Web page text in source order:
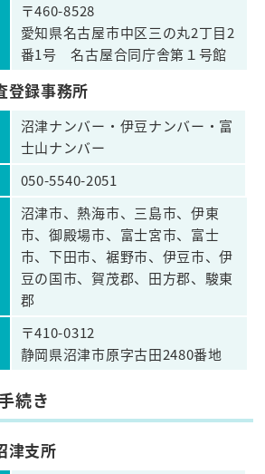
〒460-8528
愛知県名古屋市中区三の丸2丁目2
番1号 名古屋合同庁舎第１号館
登録事務所
沼津ナンバー・伊豆ナンバー・富
士山ナンバー
050-5540-2051
沼津市、熱海市、三島市、伊東
市、御殿場市、富士宮市、富士
市、下田市、裾野市、伊豆市、伊
豆の国市、賀茂郡、田方郡、駿東
郡
〒410-0312
静岡県沼津市原字古田2480番地
続き
支所